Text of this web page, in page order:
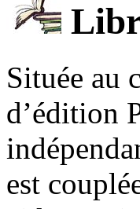
Située au
d’édition
est